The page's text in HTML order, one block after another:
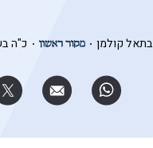
בתאל קולמן כ"ה